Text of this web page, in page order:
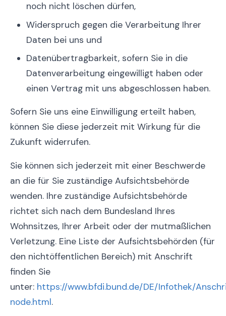
noch nicht löschen dürfen,
Widerspruch gegen die Verarbeitung Ihrer
Daten bei uns und
Datenübertragbarkeit, sofern Sie in die
Datenverarbeitung eingewilligt haben oder
einen Vertrag mit uns abgeschlossen haben.
Sofern Sie uns eine Einwilligung erteilt haben,
können Sie diese jederzeit mit Wirkung für die
Zukunft widerrufen.
Sie können sich jederzeit mit einer Beschwerde
an die für Sie zuständige Aufsichtsbehörde
wenden. Ihre zuständige Aufsichtsbehörde
richtet sich nach dem Bundesland Ihres
Wohnsitzes, Ihrer Arbeit oder der mutmaßlichen
Verletzung. Eine Liste der Aufsichtsbehörden (für
den nichtöffentlichen Bereich) mit Anschrift
finden Sie
unter: https://www.bfdi.bund.de/DE/Infothek/
node.html.